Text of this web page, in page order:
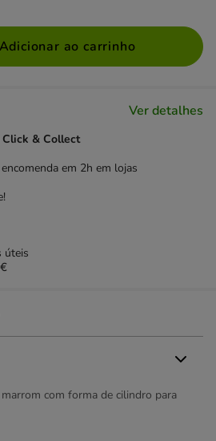
Adicionar ao carrinho
Ver detalhes
Click & Collect
em 2h em lojas
úteis
com forma de cilindro para